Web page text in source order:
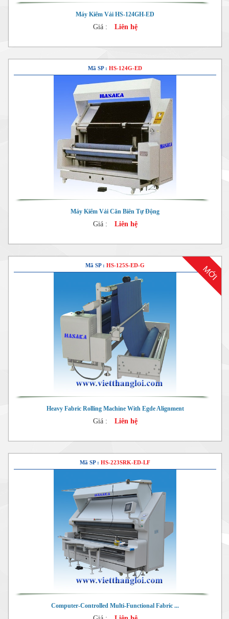
Máy Kiểm Vải HS-124GH-ED
Giá : Liên hệ
Mã SP : HS-124G-ED
Máy Kiểm Vải Căn Biên Tự Động
Giá : Liên hệ
Mã SP : HS-125S-ED-G MỚI
Heavy Fabric Rolling Machine With Egde Alignment
Giá : Liên hệ
Mã SP : HS-223SRK-ED-LF
Computer-Controlled Multi-Functional Fabric ...